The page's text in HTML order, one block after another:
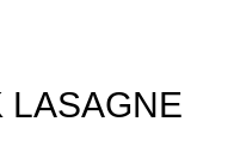
LASAGNE